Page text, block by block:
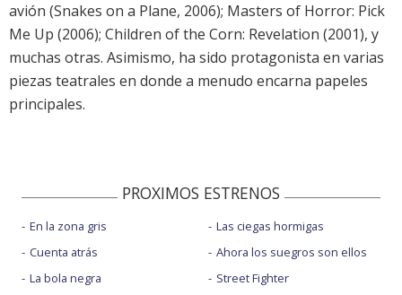
avión (Snakes on a Plane, 2006); Masters of Horror: Pick
Me Up (2006); Children of the Corn: Revelation (2001), y
muchas otras. Asimismo, ha sido protagonista en varias
piezas teatrales en donde a menudo encarna papeles
principales.
PROXIMOS ESTRENOS
En la zona gris
Cuenta atrás
La bola negra
Las ciegas hormigas
Ahora los suegros son ellos
Street Fighter